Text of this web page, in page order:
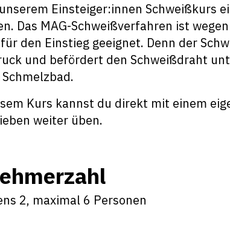
Einsteiger:innen Schweißkurs
Das MAG-Schweißverfahren ist
den Einstieg geeignet. Denn der
und befördert den Schweißdraht
Kurs kannst du direkt mit einem
weiter üben.
2, maximal 6 Personen